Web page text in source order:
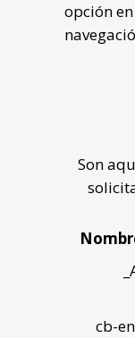
opción
Son
cb-